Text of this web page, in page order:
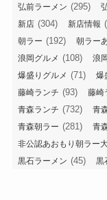
弘前ラーメン (295)
新店 (304) 新店情報
朝ラー (192) 朝ラー
浪岡グルメ (108) 浪
爆盛りグルメ (71) 爆
藤崎ランチ (93) 藤崎
青森ランチ (732) 青
青森朝ラー (281) 青
非公認あおもり朝ラー
黒石ラーメン (45) 黒